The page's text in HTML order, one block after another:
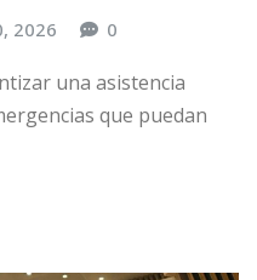
2026 0
una asistencia
que puedan